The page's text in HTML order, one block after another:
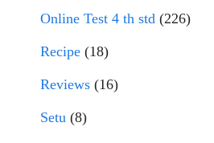
Online Test 4 th std (226)
Recipe (18)
Reviews (16)
Setu (8)